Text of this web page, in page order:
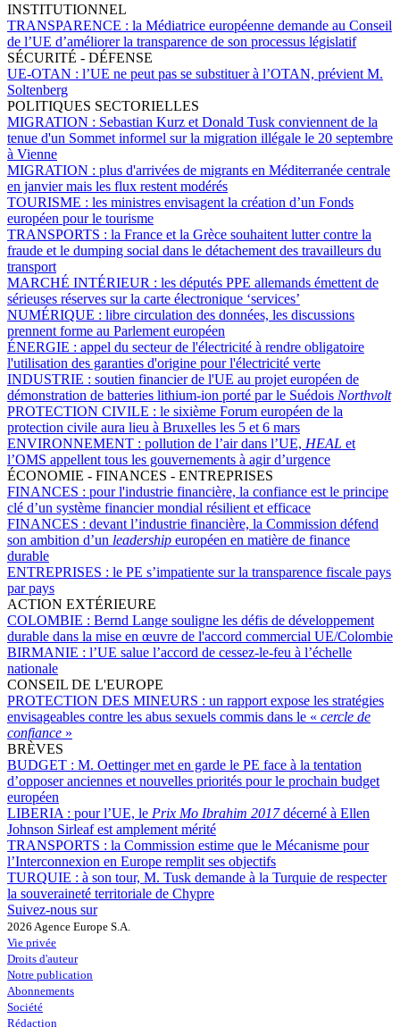
INSTITUTIONNEL
TRANSPARENCE : la Médiatrice européenne demande au Conseil
de l’UE d’améliorer la transparence de son processus législatif
SÉCURITÉ - DÉFENSE
UE-OTAN : l’UE ne peut pas se substituer à l’OTAN, prévient M.
Soltenberg
POLITIQUES SECTORIELLES
MIGRATION : Sebastian Kurz et Donald Tusk conviennent de la
tenue d'un Sommet informel sur la migration illégale le 20 septembre
à Vienne
MIGRATION : plus d'arrivées de migrants en Méditerranée centrale
en janvier mais les flux restent modérés
TOURISME : les ministres envisagent la création d’un Fonds
européen pour le tourisme
TRANSPORTS : la France et la Grèce souhaitent lutter contre la
fraude et le dumping social dans le détachement des travailleurs du
transport
MARCHÉ INTÉRIEUR : les députés PPE allemands émettent de
sérieuses réserves sur la carte électronique ‘services’
NUMÉRIQUE : libre circulation des données, les discussions
prennent forme au Parlement européen
ÉNERGIE : appel du secteur de l'électricité à rendre obligatoire
l'utilisation des garanties d'origine pour l'électricité verte
INDUSTRIE : soutien financier de l'UE au projet européen de
démonstration de batteries lithium-ion porté par le Suédois Northvolt
PROTECTION CIVILE : le sixième Forum européen de la
protection civile aura lieu à Bruxelles les 5 et 6 mars
ENVIRONNEMENT : pollution de l’air dans l’UE, HEAL et
l’OMS appellent tous les gouvernements à agir d’urgence
ÉCONOMIE - FINANCES - ENTREPRISES
FINANCES : pour l'industrie financière, la confiance est le principe
clé d’un système financier mondial résilient et efficace
FINANCES : devant l’industrie financière, la Commission défend
son ambition d’un leadership européen en matière de finance
durable
ENTREPRISES : le PE s’impatiente sur la transparence fiscale pays
par pays
ACTION EXTÉRIEURE
COLOMBIE : Bernd Lange souligne les défis de développement
durable dans la mise en œuvre de l'accord commercial UE/Colombie
BIRMANIE : l’UE salue l’accord de cessez-le-feu à l’échelle
nationale
CONSEIL DE L'EUROPE
PROTECTION DES MINEURS : un rapport expose les stratégies
envisageables contre les abus sexuels commis dans le « cercle de
confiance »
BRÈVES
BUDGET : M. Oettinger met en garde le PE face à la tentation
d’opposer anciennes et nouvelles priorités pour le prochain budget
européen
LIBERIA : pour l’UE, le Prix Mo Ibrahim 2017décerné à Ellen
Johnson Sirleaf est amplement mérité
TRANSPORTS : la Commission estime que le Mécanisme pour
l’Interconnexion en Europe remplit ses objectifs
TURQUIE : à son tour, M. Tusk demande à la Turquie de respecter
la souveraineté territoriale de Chypre
Suivez-nous sur
2026 Agence Europe S.A.
Vie privée
Droits d'auteur
Notre publication
Abonnements
Société
Rédaction